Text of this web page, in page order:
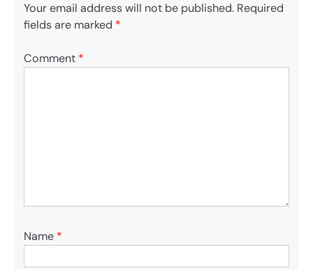
Your email address will not be published. Required
fields are marked *
Comment *
Name *